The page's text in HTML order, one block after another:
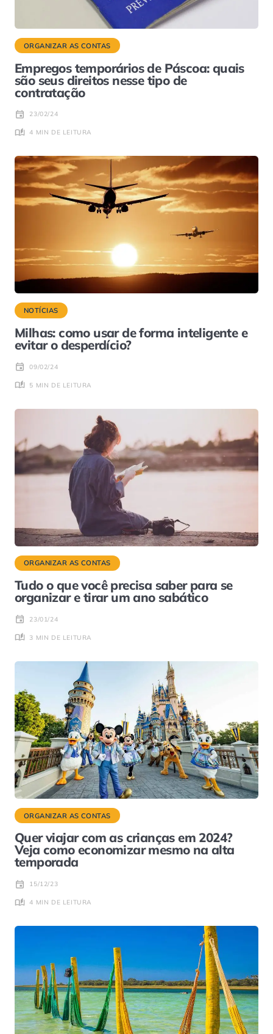
ORGANIZAR AS CONTAS
Empregos temporários de Páscoa: quais
são seus direitos nesse tipo de
contratação
23/02/24
4 MIN DE LEITURA
NOTÍCIAS
Milhas: como usar de forma inteligente e
evitar o desperdício?
09/02/24
5 MIN DE LEITURA
ORGANIZAR AS CONTAS
Tudo o que você precisa saber para se
organizar e tirar um ano sabático
23/01/24
3 MIN DE LEITURA
ORGANIZAR AS CONTAS
Quer viajar com as crianças em 2024?
Veja como economizar mesmo na alta
temporada
15/12/23
4 MIN DE LEITURA